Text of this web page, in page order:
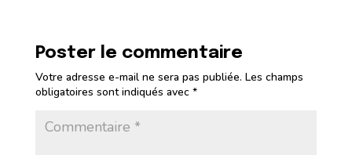
Poster le commentaire
Votre adresse e-mail ne sera pas publiée. Les champs
obligatoires sont indiqués avec *